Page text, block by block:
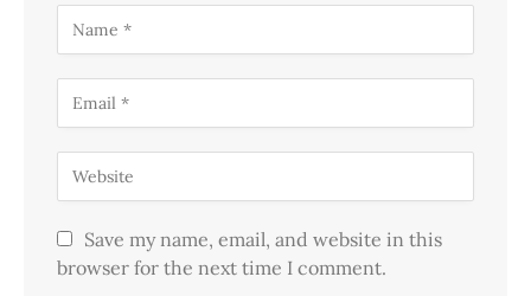
Save my name, email, and website in this
browser for the next time I comment.